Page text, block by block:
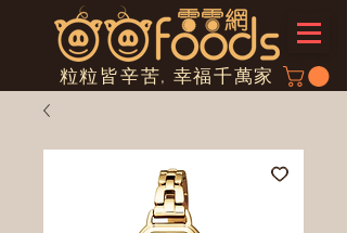
粒粒皆辛苦, 幸福千萬家